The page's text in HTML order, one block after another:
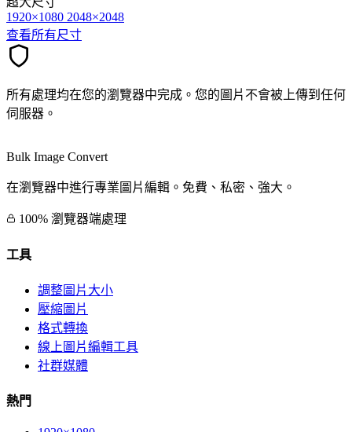
1920×1080 2048×2048
查看所有尺寸
所有處理均在您的瀏覽器中完成。您的圖片不會被上傳到任何
伺服器。
Bulk Image Convert
在瀏覽器中進行專業圖片編輯。免費、私密、強大。
100% 瀏覽器端處理
工具
調整圖片大小
壓縮圖片
格式轉換
線上圖片編輯工具
社群媒體
熱門